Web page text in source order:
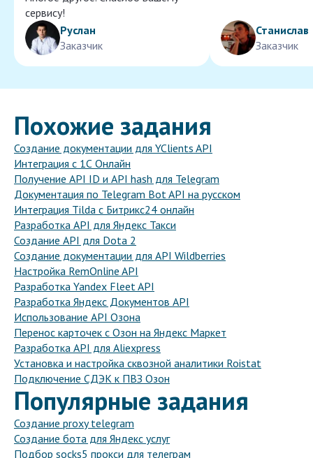
сервису!
Руслан
Заказчик
Станислав
Заказчик
Похожие задания
Создание документации для YClients API
Интеграция с 1С Онлайн
Получение API ID и API hash для Telegram
Документация по Telegram Bot API на русском
Интеграция Tilda с Битрикс24 онлайн
Разработка API для Яндекс Такси
Создание API для Dota 2
Создание документации для API Wildberries
Настройка RemOnline API
Разработка Yandex Fleet API
Разработка Яндекс Документов API
Использование API Озона
Перенос карточек с Озон на Яндекс Маркет
Разработка API для Aliexpress
Установка и настройка сквозной аналитики Roistat
Подключение СДЭК к ПВЗ Озон
Популярные задания
Создание proxy telegram
Создание бота для Яндекс услуг
Подбор socks5 прокси для телеграм